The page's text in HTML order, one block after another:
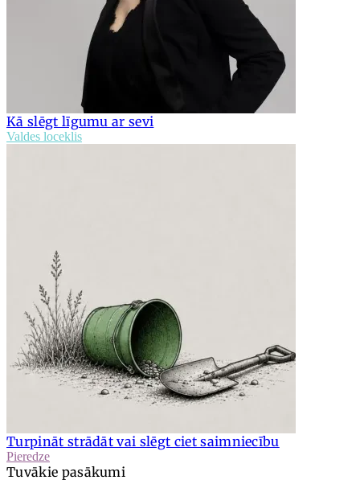
Kā slēgt līgumu ar sevi
Valdes loceklis
Turpināt strādāt vai slēgt ciet saimniecību
Pieredze
Tuvākie pasākumi